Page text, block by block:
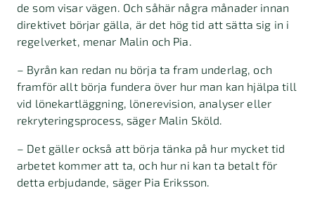
de som visar vägen. Och såhär några månader innan
direktivet börjar gälla, är det hög tid att sätta sig in i
regelverket, menar Malin och Pia.
– Byrån kan redan nu börja ta fram underlag, och
framför allt börja fundera över hur man kan hjälpa till
vid lönekartläggning, lönerevision, analyser eller
rekryteringsprocess, säger Malin Sköld.
– Det gäller också att börja tänka på hur mycket tid
arbetet kommer att ta, och hur ni kan ta betalt för
detta erbjudande, säger Pia Eriksson.